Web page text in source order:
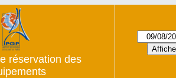
réservation des